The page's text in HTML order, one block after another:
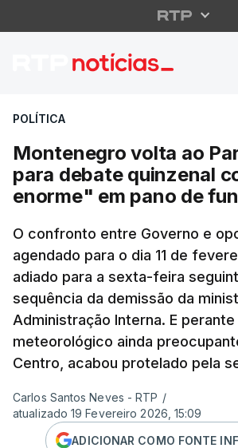
Montenegro
POLÍTICA
Montenegro volta ao
para debate quinzenal
enorme" em pano de
O confronto entre Governo e
agendado para o dia 11 de
adiado para a sexta-feira
sequência da demissão da
Administração Interna. E
meteorológico ainda
Centro, acabou protelado pela
Carlos Santos Neves - RTP /
atualizado 19 Fevereiro 2026, 15:09
ADICIONAR COMO FONTE